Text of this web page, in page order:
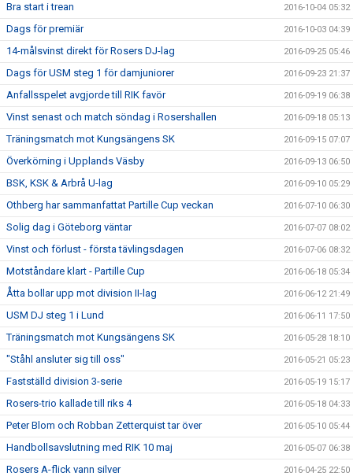
Bra start i trean 2016-10-04 05:32
Dags för premiär 2016-10-03 04:39
14-målsvinst direkt för Rosers DJ-lag 2016-09-25 05:46
Dags för USM steg 1 för damjuniorer 2016-09-23 21:37
Anfallsspelet avgjorde till RIK favör 2016-09-19 06:38
Vinst senast och match söndag i Rosershallen 2016-09-18 05:13
Träningsmatch mot Kungsängens SK 2016-09-15 07:07
Överkörning i Upplands Väsby 2016-09-13 06:50
BSK, KSK & Arbrå U-lag 2016-09-10 05:29
Othberg har sammanfattat Partille Cup veckan 2016-07-10 06:30
Solig dag i Göteborg väntar 2016-07-07 08:02
Vinst och förlust - första tävlingsdagen 2016-07-06 08:32
Motståndare klart - Partille Cup 2016-06-18 05:34
Åtta bollar upp mot division II-lag 2016-06-12 21:49
USM DJ steg 1 i Lund 2016-06-11 17:50
Träningsmatch mot Kungsängens SK 2016-05-28 18:10
"Ståhl ansluter sig till oss" 2016-05-21 05:23
Fastställd division 3-serie 2016-05-19 15:17
Rosers-trio kallade till riks 4 2016-05-18 04:33
Peter Blom och Robban Zetterquist tar över 2016-05-10 05:44
Handbollsavslutning med RIK 10 maj 2016-05-07 06:38
Rosers A-flick vann silver 2016-04-25 22:50